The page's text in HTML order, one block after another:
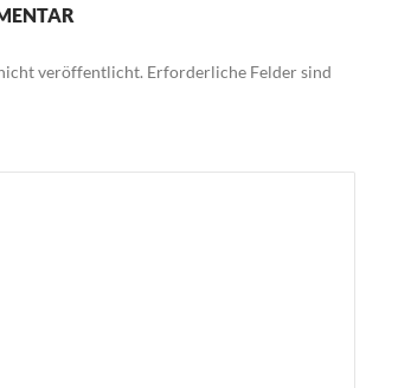
veröffentlicht. Erforderliche Felder sind